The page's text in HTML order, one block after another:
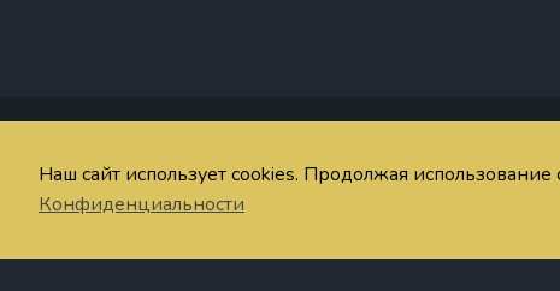
Наш сайт использует cookies. Продолжая
Конфиденциальности